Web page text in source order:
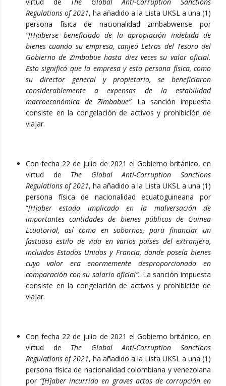
Regulations of 2021, ha añadido a la Lista UKSL a una (1)
persona física de nacionalidad zimbabwense por
“[H]aberse beneficiado de la apropiación indebida de
bienes cuando su empresa, canjeó Letras del Tesoro del
Gobierno de Zimbabue hasta diez veces su valor oficial.
Esto significó que la empresa y esta persona física, como
su director general y propietario, se beneficiaron
considerablemente a expensas de la estabilidad
macroeconómica de Zimbabue”. La sanción impuesta
consiste en la congelación de activos y prohibición de
viajar.
Con fecha 22 de julio de 2021 el Gobierno británico, en
virtud de The Global Anti-Corruption Sanctions
Regulations of 2021, ha añadido a la Lista UKSL a una (1)
persona física de nacionalidad ecuatoguineana por
“[H]aber estado implicado en la malversación de
importantes cantidades de bienes públicos de Guinea
Ecuatorial, así como en sobornos, para financiar un
fastuoso estilo de vida en varios países del extranjero,
incluidos Estados Unidos y Francia, donde poseía bienes
cuyo valor era enormemente desproporcionado en
comparación con su salario oficial”. La sanción impuesta
consiste en la congelación de activos y prohibición de
viajar.
Con fecha 22 de julio de 2021 el Gobierno británico, en
virtud de The Global Anti-Corruption Sanctions
Regulations of 2021, ha añadido a la Lista UKSL a una (1)
persona física de nacionalidad colombiana y venezolana
por “[H]aber incurrido en graves actos de corrupción en